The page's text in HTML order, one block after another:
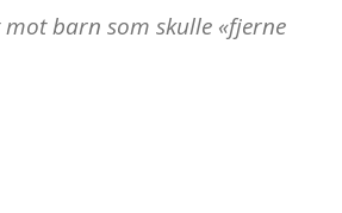
barn som skulle «fjerne